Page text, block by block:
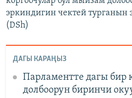
эркиндигин чектей турганын
(DSh)
ДАГЫ КАРАҢЫЗ
Парламентте дагы
долбоорун биринчи